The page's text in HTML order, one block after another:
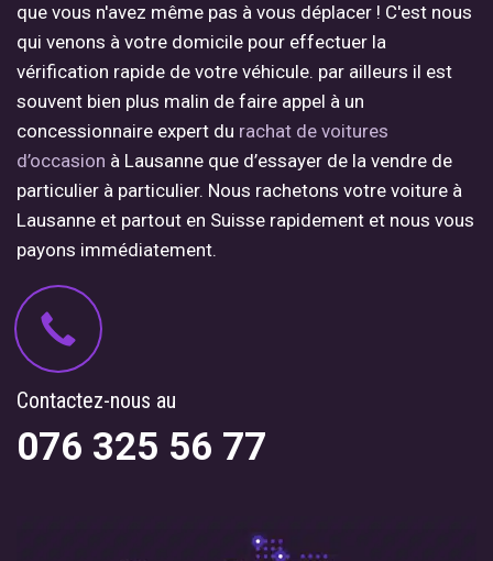
que vous n'avez même pas à vous déplacer ! C'est nous
qui venons à votre domicile pour effectuer la
vérification rapide de votre véhicule. par ailleurs il est
souvent bien plus malin de faire appel à un
concessionnaire expert du rachat de voitures
d’occasion à Lausanne que d’essayer de la vendre de
particulier à particulier. Nous rachetons votre voiture à
Lausanne et partout en Suisse rapidement et nous vous
payons immédiatement.
Contactez-nous au
076 325 56 77